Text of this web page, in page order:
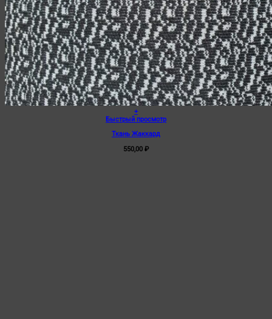
+
Быстрый просмотр
Ткань Жаккард
550,00 ₽